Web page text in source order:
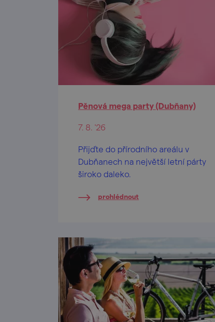
Pěnová mega party (Dubňany)
7. 8. '26
Přijďte do přírodního areálu v
Dubňanech na největší letní párty
široko daleko.
prohlédnout